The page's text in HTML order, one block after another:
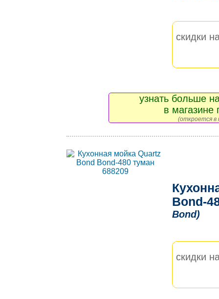
скидки
узнать больше
в магазине
(откроется в
Bond-
Bond)
скидки